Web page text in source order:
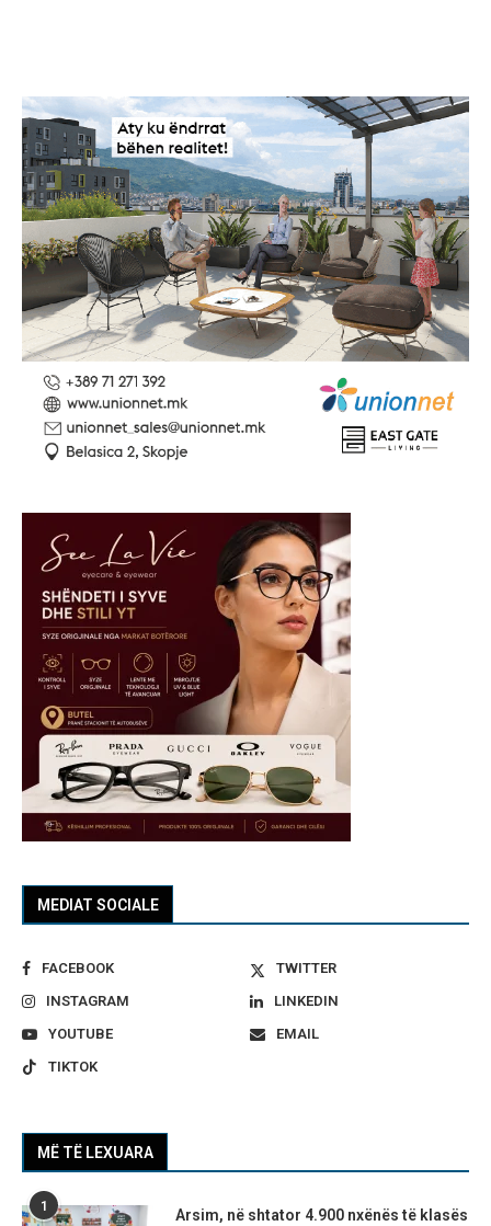
MEDIAT SOCIALE
FACEBOOK
TWITTER
INSTAGRAM
LINKEDIN
YOUTUBE
EMAIL
TIKTOK
MË TË LEXUARA
1
Arsim, në shtator 4.900 nxënës të klasës